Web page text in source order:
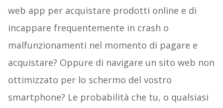
web app per acquistare prodotti online e di
incappare frequentemente in crash o
malfunzionamenti nel momento di pagare e
acquistare? Oppure di navigare un sito web non
ottimizzato per lo schermo del vostro
smartphone? Le probabilità che tu, o qualsiasi